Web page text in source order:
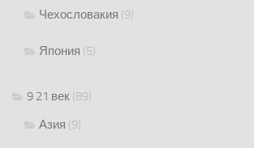
Чехословакия (9)
Япония (5)
9 21 век (89)
Азия (9)